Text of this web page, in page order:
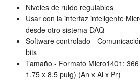
Niveles de ruido regulables
Usar con la interfaz inteligente
desde otro sistema DAQ
Software controlado -
bits
Tamaño - Formato Micro1401:
1,75 x 8,5 pulg) (An x Al x Pr)